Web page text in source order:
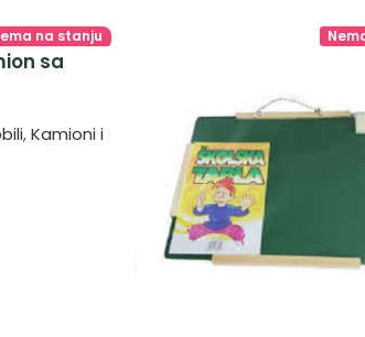
na stanju
sa
, Kamioni i